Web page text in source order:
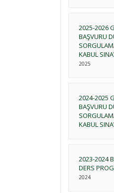
2025-2026
BAŞVURU
KABUL
2025
2024-2025
BAŞVURU
KABUL
2023-2024
DERS
2024